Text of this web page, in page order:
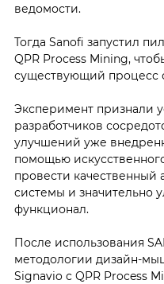
ведомости.
Тогда Sanofi запустил
QPR Process Mining,
существующий процесс
Эксперимент признали
разработчиков
улучшений уже
помощью
провести
системы и значительно
функционал.
После использования
методологии дизайн-
Signavio с QPR Process